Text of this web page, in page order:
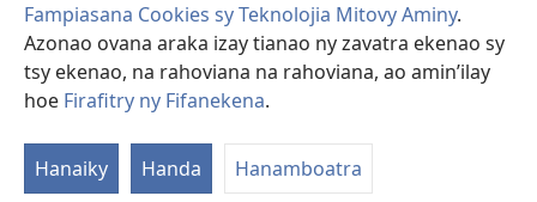
Fampiasana Cookies sy Teknolojia Mitovy Aminy.
Azonao ovana araka izay tianao ny zavatra ekenao sy
tsy ekenao, na rahoviana na rahoviana, ao amin’ilay
hoe Firafitry ny Fifanekena.
Hanaiky Handa Hanamboatra
Copyright© 2026 Watch Tower Bible and Tract Society of Pennsylvania.
FIFANEKENA| FIFANEKENA MOMBA NY TSIAMBARATELO